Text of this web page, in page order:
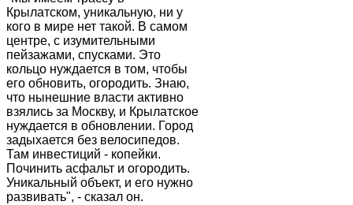
Крылатском, уникальную, ни у
кого в мире нет такой. В самом
центре, с изумительными
пейзажами, спусками. Это
кольцо нуждается в том, чтобы
его обновить, огородить. Знаю,
что нынешние власти активно
взялись за Москву, и Крылатское
нуждается в обновлении. Город
задыхается без велосипедов.
Там инвестиций - копейки.
Починить асфальт и огородить.
Уникальный объект, и его нужно
развивать", - сказал он.